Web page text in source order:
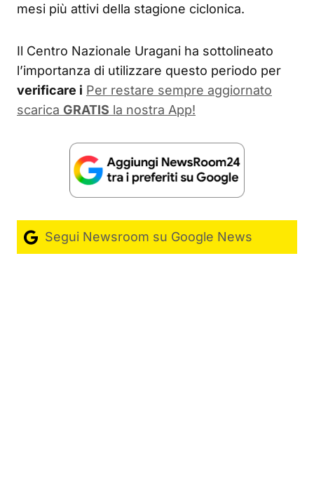
mesi più attivi della stagione ciclonica.
Il Centro Nazionale Uragani ha sottolineato
l’importanza di utilizzare questo periodo per
verificare i Per restare sempre aggiornato
scarica GRATIS la nostra App!
Segui Newsroom su Google News